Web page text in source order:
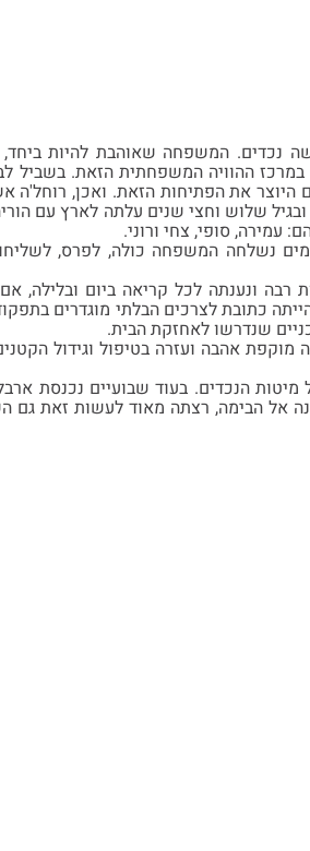
נכדים. המשפחה שאוהבת להיות ביחד,
במרכז ההוויה המשפחתית הזאת. בשביל
היוצר את הפתיחות הזאת. ואכן, רוחל'ה
ביגור כבת משק לכל דבר, לא נולדה בישראל, אלא בבוסטון, ארה"ב בשנת 1930 ובגיל שלוש וחצי שנים
נשלחה המשפחה כולה, לפרס,
רבה ונענתה לכל קריאה ביום ובלילה,
כתובת לצרכים הבלתי מוגדרים
שנדרשו לאחזקת הבית.
ו-10 נכדיה מתוך 13, חיים ביגור, והייתה מוקפת אהבה ועזרה בטיפול
הנכדים. בעוד שבועיים נכנסת
אל הבימה, רצתה מאוד לעשות זאת גם